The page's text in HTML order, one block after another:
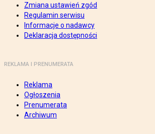
Zmiana ustawień zgód
Regulamin serwisu
Informacje o nadawcy
Deklaracja dostępności
REKLAMA I PRENUMERATA
Reklama
Ogłoszenia
Prenumerata
Archiwum